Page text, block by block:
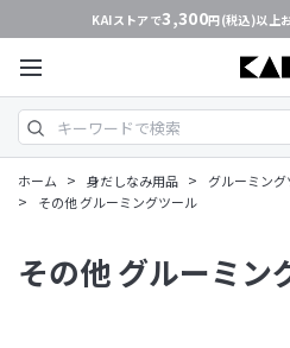
KAIストアで3,300円(税込)以上
ホーム > 身だしなみ用品 > グルーミン
> その他 グルーミングツール
その他 グルーミン